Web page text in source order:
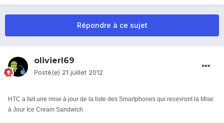
Répondre à ce sujet
olivierl69
Posté(e) 21 juillet 2012
HTC a fait une mise à jour de la liste des Smartphones qui recevront la Mise
à Jour Ice Cream Sandwich